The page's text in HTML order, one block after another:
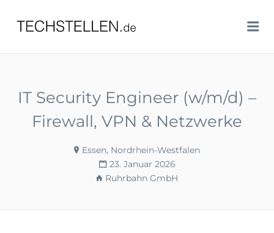
TECHSTELLEN.DE
IT Security Engineer (w/m/d) –
Firewall, VPN & Netzwerke
Essen, Nordrhein-Westfalen
23. Januar 2026
Ruhrbahn GmbH